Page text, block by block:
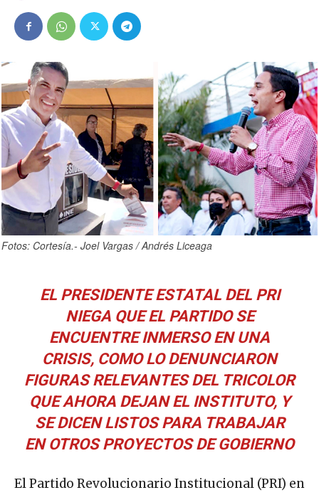
Fotos: Cortesía.- Joel Vargas / Andrés Liceaga
EL PRESIDENTE ESTATAL DEL PRI
NIEGA QUE EL PARTIDO SE
ENCUENTRE INMERSO EN UNA
CRISIS, COMO LO DENUNCIARON
FIGURAS RELEVANTES DEL TRICOLOR
QUE AHORA DEJAN EL INSTITUTO, Y
SE DICEN LISTOS PARA TRABAJAR
EN OTROS PROYECTOS DE GOBIERNO
El Partido Revolucionario Institucional (PRI) en